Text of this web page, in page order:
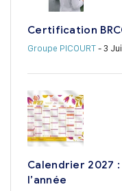
Certification
Groupe PICOURT- 3
Calendrier 2027
l’année